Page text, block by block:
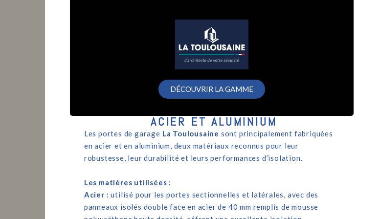
DÉCOUVRIR LA GAMME
ACIER ET ALUMINIUM
Les portes de garage La Toulousaine sont principalement fabriquées
en acier et en aluminium, deux matériaux reconnus pour leur
robustesse, leur durabilité et leurs performances d’isolation.
Les matières utilisées :
Acier : utilisé pour les portes sectionnelles et latérales, avec des
panneaux isolés double face en acier de 40 mm remplis de mousse